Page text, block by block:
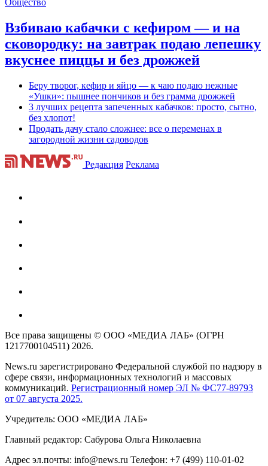
Общество
Взбиваю кабачки с кефиром — и на
сковородку: на завтрак подаю лепешку
вкуснее пиццы и без дрожжей
Беру творог, кефир и яйцо — к чаю подаю нежные
«Ушки»: пышнее пончиков и без грамма дрожжей
3 лучших рецепта запеченных кабачков: просто, сытно,
без хлопот!
Продать дачу стало сложнее: все о переменах в
загородной жизни садоводов
Редакция Реклама
Все права защищены © ООО «МЕДИА ЛАБ» (ОГРН
1217700104511) 2026.
News.ru зарегистрировано Федеральной службой по надзору в
сфере связи, информационных технологий и массовых
коммуникаций. Регистрационный номер ЭЛ № ФС77-89793
от 07 августа 2025.
Учредитель: ООО «МЕДИА ЛАБ»
Главный редактор: Сабурова Ольга Николаевна
Адрес эл.почты: info@news.ru Телефон: +7 (499) 110-01-02